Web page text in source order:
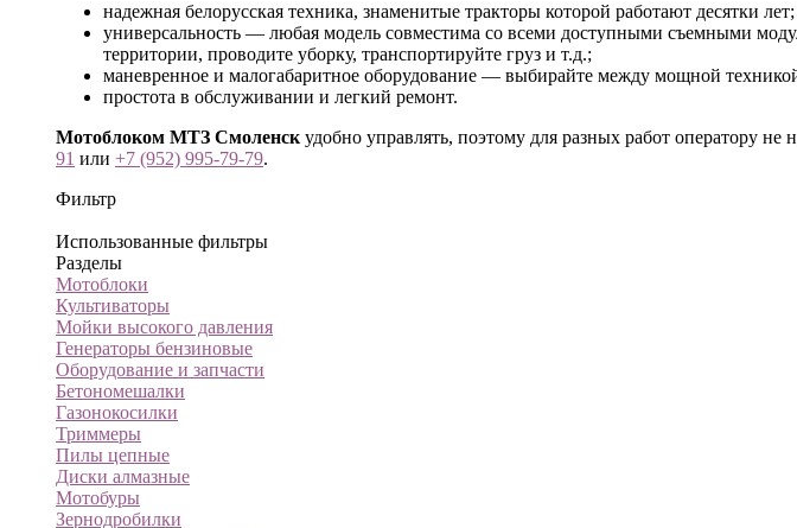
надежная белорусская техника, знаменитые тракторы которой работают десятки лет;
универсальность — любая модель совместима со всеми доступными съемными
территории, проводите уборку, транспортируйте груз и т.д.;
маневренное и малогабаритное оборудование — выбирайте между мощной
простота в обслуживании и легкий ремонт.
Мотоблоком МТЗ Смоленск удобно управлять, поэтому для разных работ оператору
91 или+7 (952) 995-79-79.
Фильтр
Использованные фильтры
Разделы
Мотоблоки
Культиваторы
Мойки высокого давления
Генераторы бензиновые
Оборудование и запчасти
Бетономешалки
Газонокосилки
Триммеры
Пилы цепные
Диски алмазные
Мотобуры
Зернодробилки